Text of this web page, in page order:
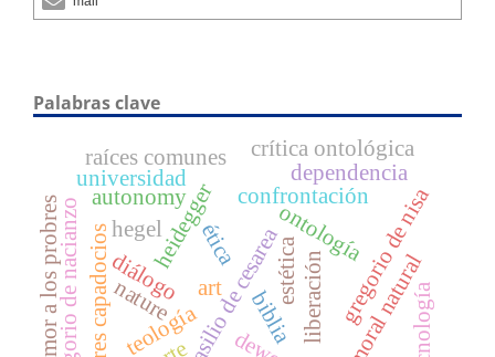
Palabras clave
biblia
teología
heidegger
hegel ontología
confrontación
padres capadocios basilio de cesarea gregorio de nisa
gregorio de nacianzo
amor a los probres
dependencia
crítica ontológica
liberación
diálogo
ética
universidad
moral natural
art estética
raíces comunes
nature
autonomy
tecnología